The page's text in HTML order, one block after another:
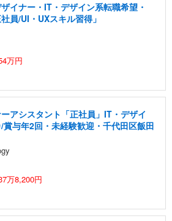
イナー・IT・デザイン系転職希望・
員/UI・UXスキル習得」
万円
アシスタント「正社員」IT・デザイ
与年2回・未経験歓迎・千代田区飯田
万8,200円